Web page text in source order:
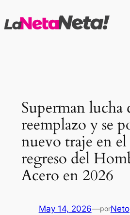
al
Superman lucha
reemplazo y se
nuevo traje en
regreso del
Acero en 2026
May 14, 2026—porNeto